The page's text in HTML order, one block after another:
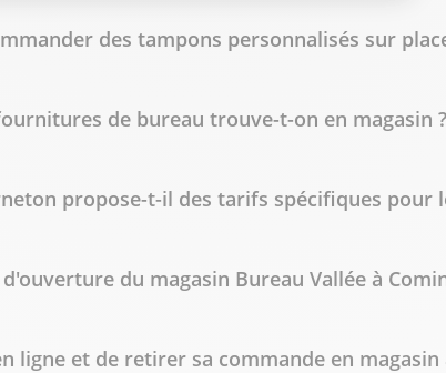
des tampons personnalisés sur
de bureau trouve-t-on en magasin ?
propose-t-il des tarifs spécifiques pour
du magasin Bureau Vallée à
ligne et de retirer sa commande en magasin